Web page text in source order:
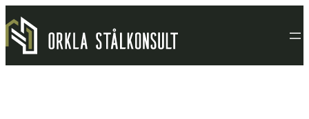
Hopp
til
innhold